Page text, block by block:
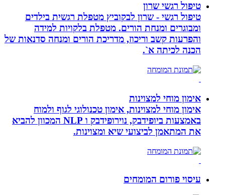
טיפול רגשי שרון
טיפול רגשי - שרון לבקוביץ מטפלת רגשית בילדים
ומבוגרים ומנחת הורים. מטפלת בלקויות למידה
והפרעות קשב וריכוז, מדריכת הורים ומנחה סדנאות של
הכנה לכיתה א`.
אימון מוחי למצוינות
אימון מוחי למצוינות, אימון טכנולוגי לגוף ולמוח
באמצעות ביופידבק, נוירופידבק ו NLP המכוון להביא
את המתאמן לביצועי שיא ומצוינות.
עיסוי פורום המומחים